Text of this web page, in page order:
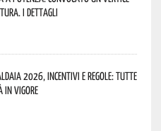
I dettagli
2026, incentivi e regole: tutte
in vigore